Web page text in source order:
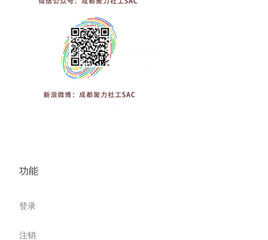
功能
登录
注销